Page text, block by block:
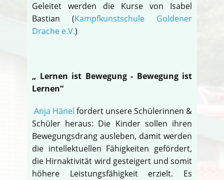
Geleitet werden die Kurse von Isabel
Bastian (Kampfkunstschule Goldener
Drache e.V.)
„ Lernen ist Bewegung - Bewegung ist
Lernen“
Anja Hänel fordert unsere Schülerinnen &
Schüler heraus: Die Kinder sollen ihren
Bewegungsdrang ausleben, damit werden
die intellektuellen Fähigkeiten gefördert,
die Hirnaktivität wird gesteigert und somit
höhere Leistungsfähigkeit erzielt. Es